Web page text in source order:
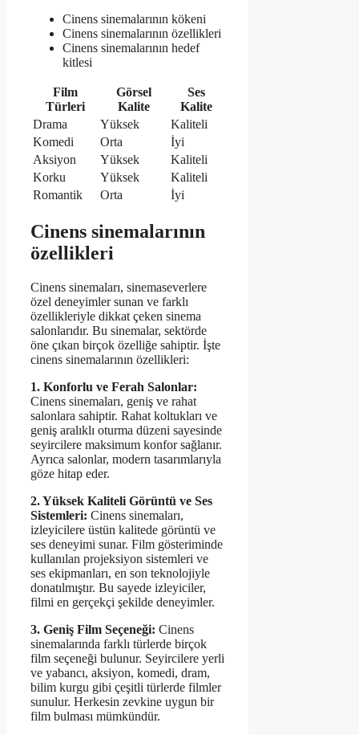
Cinens sinemalarının kökeni
Cinens sinemalarının özellikleri
Cinens sinemalarının hedef
kitlesi
Film
Türleri
Görsel
Kalite
Ses
Kalite
Drama
Yüksek
Kaliteli
Komedi
Orta
İyi
Aksiyon
Yüksek
Kaliteli
Korku
Yüksek
Kaliteli
Romantik
Orta İyi
Cinens sinemalarının
özellikleri
Cinens sinemaları, sinemaseverlere
özel deneyimler sunan ve farklı
özellikleriyle dikkat çeken sinema
salonlarıdır. Bu sinemalar, sektörde
öne çıkan birçok özelliğe sahiptir. İşte
cinens sinemalarının özellikleri:
1. Konforlu ve Ferah Salonlar:
Cinens sinemaları, geniş ve rahat
salonlara sahiptir. Rahat koltukları ve
geniş aralıklı oturma düzeni sayesinde
seyircilere maksimum konfor sağlanır.
Ayrıca salonlar, modern tasarımlarıyla
göze hitap eder.
2. Yüksek Kaliteli Görüntü ve Ses
Sistemleri: Cinens sinemaları,
izleyicilere üstün kalitede görüntü ve
ses deneyimi sunar. Film gösteriminde
kullanılan projeksiyon sistemleri ve
ses ekipmanları, en son teknolojiyle
donatılmıştır. Bu sayede izleyiciler,
filmi en gerçekçi şekilde deneyimler.
3. Geniş Film Seçeneği: Cinens
sinemalarında farklı türlerde birçok
film seçeneği bulunur. Seyircilere yerli
ve yabancı, aksiyon, komedi, dram,
bilim kurgu gibi çeşitli türlerde filmler
sunulur. Herkesin zevkine uygun bir
film bulması mümkündür.